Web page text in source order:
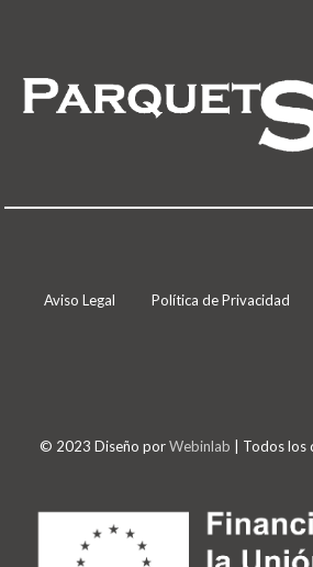
Aviso Legal Política de Privacidad
© 2023 Diseño porWebinlab | Todos los